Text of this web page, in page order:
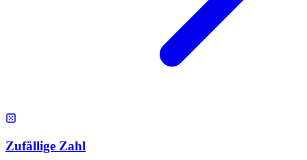
Zufällige Zahl